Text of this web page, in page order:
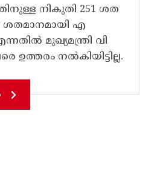
നികുതി 251 ശത
ശതമാനമായി എ
മുഖ്യമന്ത്രി വി
നൽകിയിട്ടില്ല.